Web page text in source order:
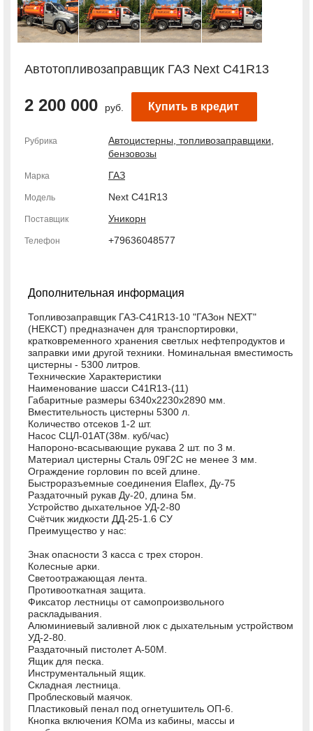
Автотопливозаправщик ГАЗ Next С41R13
2 200 000 руб. Купить в кредит
Рубрика
Автоцистерны, топливозаправщики,
бензовозы
Марка ГАЗ
Модель Next С41R13
Поставщик Уникорн
Телефон +79636048577
Дополнительная информация
Топливозаправщик ГАЗ-C41R13-10 "ГАЗон NEXT"
(НЕКСТ) предназначен для транспортировки,
кратковременного хранения светлых нефтепродуктов и
заправки ими другой техники. Номинальная вместимость
цистерны - 5300 литров.
Технические Характеристики
Наименование шасси С41R13-(11)
Габаритные размеры 6340х2230х2890 мм.
Вместительность цистерны 5300 л.
Количество отсеков 1-2 шт.
Насос СЦЛ-01АТ(38м. куб/час)
Напороно-всасывающие рукава 2 шт. по 3 м.
Материал цистерны Сталь 09Г2С не менее 3 мм.
Ограждение горловин по всей длине.
Быстроразъемные соединения Elaflex, Ду-75
Раздаточный рукав Ду-20, длина 5м.
Устройство дыхательное УД-2-80
Счётчик жидкости ДД-25-1.6 СУ
Преимущество у нас:
Знак опасности 3 касса с трех сторон.
Колесные арки.
Светоотражающая лента.
Противооткатная защита.
Фиксатор лестницы от самопроизвольного
раскладывания.
Алюминиевый заливной люк с дыхательным устройством
УД-2-80.
Раздаточный пистолет А-50М.
Ящик для песка.
Инструментальный ящик.
Складная лестница.
Проблесковый маячок.
Пластиковый пенал под огнетушитель ОП-6.
Кнопка включения КОМа из кабины, массы и